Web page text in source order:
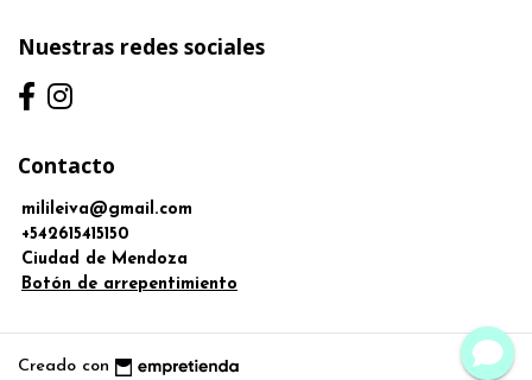
Nuestras redes sociales
Contacto
milileiva@gmail.com
+542615415150
Ciudad de Mendoza
Botón de arrepentimiento
Creado con